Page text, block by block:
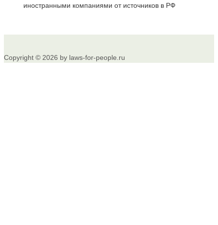
иностранными компаниями от источников в РФ
Copyright © 2026 by laws-for-people.ru